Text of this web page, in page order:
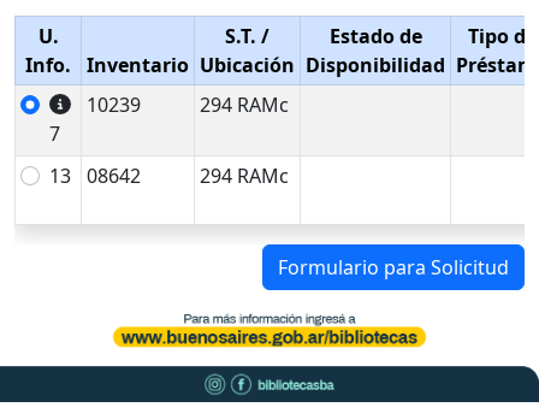
U.
Info.
Inventario
S.T. /
Ubicación
Estado de
Disponibilidad
Tipo de
7
10239 294 RAMc
13 08642 294 RAMc
Formulario para Solicitud